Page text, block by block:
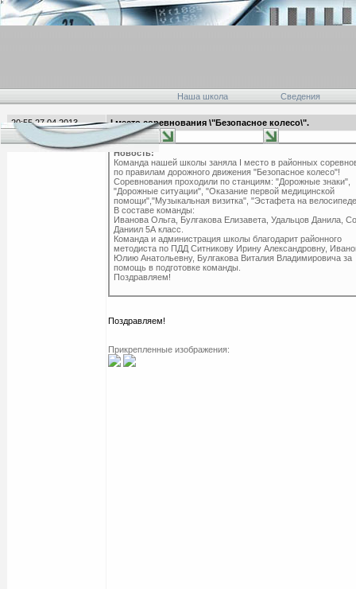
Наша школа Сведения
20:55 27.04.2013
I место соревнования \"Безопасное колесо\".
Новость:
Команда нашей школы заняла I место в районных
по правилам дорожного движения "Безопасное колесо"!
Соревнования проходили по станциям: "Дорожные знаки",
"Дорожные ситуации", "Оказание первой медицинской
помощи","Музыкальная визитка", "Эстафета на
В составе команды:
Иванова Ольга, Булгакова Елизавета, Удальцов Данила,
Даниил 5А класс.
Команда и администрация школы благодарит районного
методиста по ПДД Ситникову Ирину Александровну,
Юлию Анатольевну, Булгакова Виталия Владимировича за
помощь в подготовке команды.
Поздравляем!
Поздравляем!
Прикрепленные изображения: